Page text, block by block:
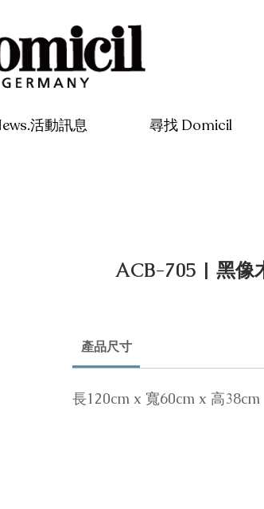
活動訊息 尋找 Domicil
ACB-705 | 黑像
產品尺寸
長120cm x 寬60cm x 高38cm